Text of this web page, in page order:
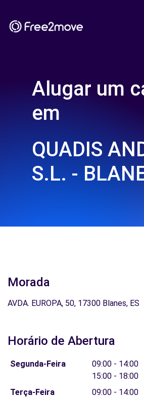
Alugar um
em
QUADIS
S.L. -
Morada
AVDA. EUROPA, 50, 17300 Blanes, ES
Horário de Abertura
Segunda-Feira
09:00 - 14:00
15:00 - 18:00
Terça-Feira
09:00 - 14:00